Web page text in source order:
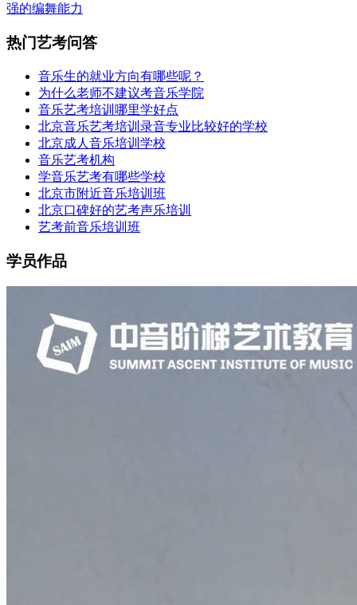
强的编舞能力
热门艺考问答
音乐生的就业方向有哪些呢？
为什么老师不建议考音乐学院
音乐艺考培训哪里学好点
北京音乐艺考培训录音专业比较好的学校
北京成人音乐培训学校
音乐艺考机构
学音乐艺考有哪些学校
北京市附近音乐培训班
北京口碑好的艺考声乐培训
艺考前音乐培训班
学员作品